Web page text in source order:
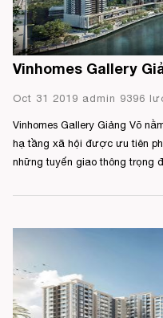
Vinhomes Gallery
Oct 31 2019 admin 9396
Vinhomes Gallery Giảng Võ
hạ tầng xã hội được ưu tiên
những tuyến giao thông trọng